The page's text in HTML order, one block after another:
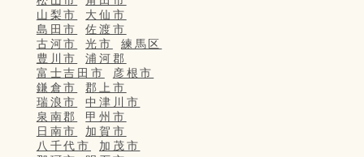
山梨市
大仙市
島田市
佐渡市
古河市
光市
練馬区
豊川市
浦河郡
富士吉田市
彦根市
鎌倉市
郡上市
瑞浪市
中津川市
泉南郡
甲州市
日南市
加賀市
八千代市
加茂市